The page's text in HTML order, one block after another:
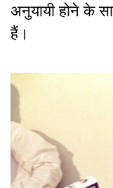
अनुयायी होने के
हैं।